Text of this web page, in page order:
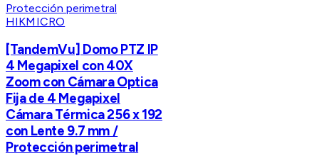
HIKMICRO
[TandemVu] Domo PTZ IP
4 Megapixel con 40X
Zoom con Cámara Optica
Fija de 4 Megapixel
Cámara Térmica 256 x 192
con Lente 9.7 mm /
Protección perimetral